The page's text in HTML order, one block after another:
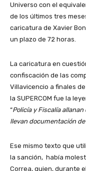
Universo con el
de los últimos tres
caricatura de Xavier
un plazo de 72 horas.
La caricatura en
confiscación de las
Villavicencio a finales
la SUPERCOM fue la
“Policía y Fiscalía
llevan documentación
Ese mismo texto que
la sanción, había
Correa, quien, durante